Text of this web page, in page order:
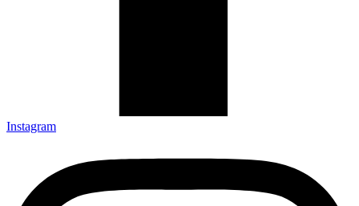
Instagram